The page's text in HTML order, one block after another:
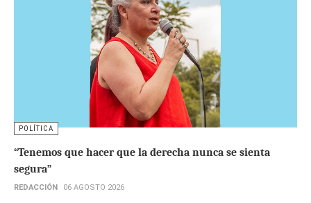
POLÍTICA
“Tenemos que hacer que la derecha nunca se sienta
segura”
REDACCIÓN 06 AGOSTO 2026